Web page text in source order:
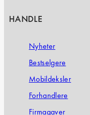
HANDLE
Nyheter
Bestselgere
Mobildeksler
Forhandlere
Firmagaver